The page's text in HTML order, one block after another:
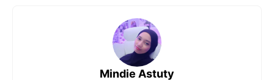
Mindie Astuty